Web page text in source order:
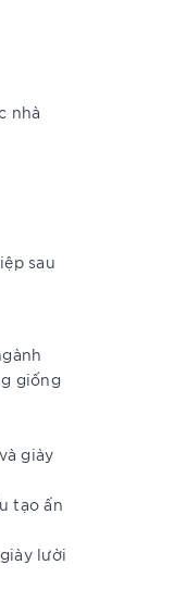
nhà
sau
giống
giày
tạo ấn
lười